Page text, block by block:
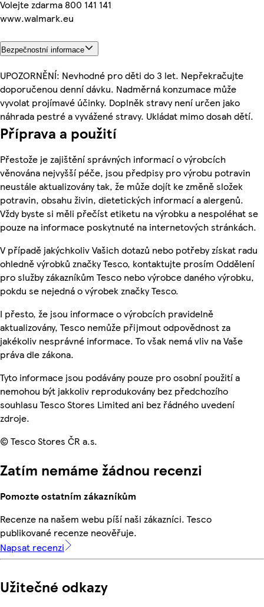
Volejte zdarma 800 141 141
www.walmark.eu
Bezpečnostní informace
UPOZORNĚNÍ: Nevhodné pro děti do 3 let. Nepřekračujte
doporučenou denní dávku. Nadměrná konzumace může
vyvolat projímavé účinky. Doplněk stravy není určen jako
náhrada pestré a vyvážené stravy. Ukládat mimo dosah dětí.
Příprava a použití
Přestože je zajištění správných informací o výrobcích
věnována nejvyšší péče, jsou předpisy pro výrobu potravin
neustále aktualizovány tak, že může dojít ke změně složek
potravin, obsahu živin, dietetických informací a alergenů.
Vždy byste si měli přečíst etiketu na výrobku a nespoléhat se
pouze na informace poskytnuté na internetových stránkách.
V případě jakýchkoliv Vašich dotazů nebo potřeby získat radu
ohledně výrobků značky Tesco, kontaktujte prosím Oddělení
pro služby zákazníkům Tesco nebo výrobce daného výrobku,
pokdu se nejedná o výrobek značky Tesco.
I přesto, že jsou informace o výrobcích pravidelně
aktualizovány, Tesco nemůže přijmout odpovědnost za
jakékoliv nesprávné informace. To však nemá vliv na Vaše
práva dle zákona.
Tyto informace jsou podávány pouze pro osobní použití a
nemohou být jakkoliv reprodukovány bez předchozího
souhlasu Tesco Stores Limited ani bez řádného uvedení
zdroje.
© Tesco Stores ČR a.s.
Zatím nemáme žádnou recenzi
Pomozte ostatním zákazníkům
Recenze na našem webu píší naši zákazníci. Tesco
publikované recenze neověřuje.
Napsat recenzi
Užitečné odkazy